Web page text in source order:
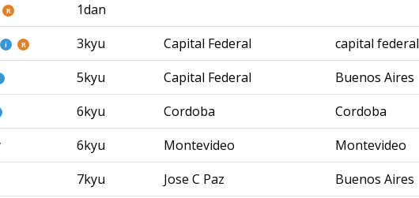
R 1dan
i R 3kyu Capital Federal capital federal
5kyu Capital Federal Buenos Aires
6kyu Cordoba Cordoba
6kyu Montevideo Montevideo
7kyu Jose C Paz Buenos Aires